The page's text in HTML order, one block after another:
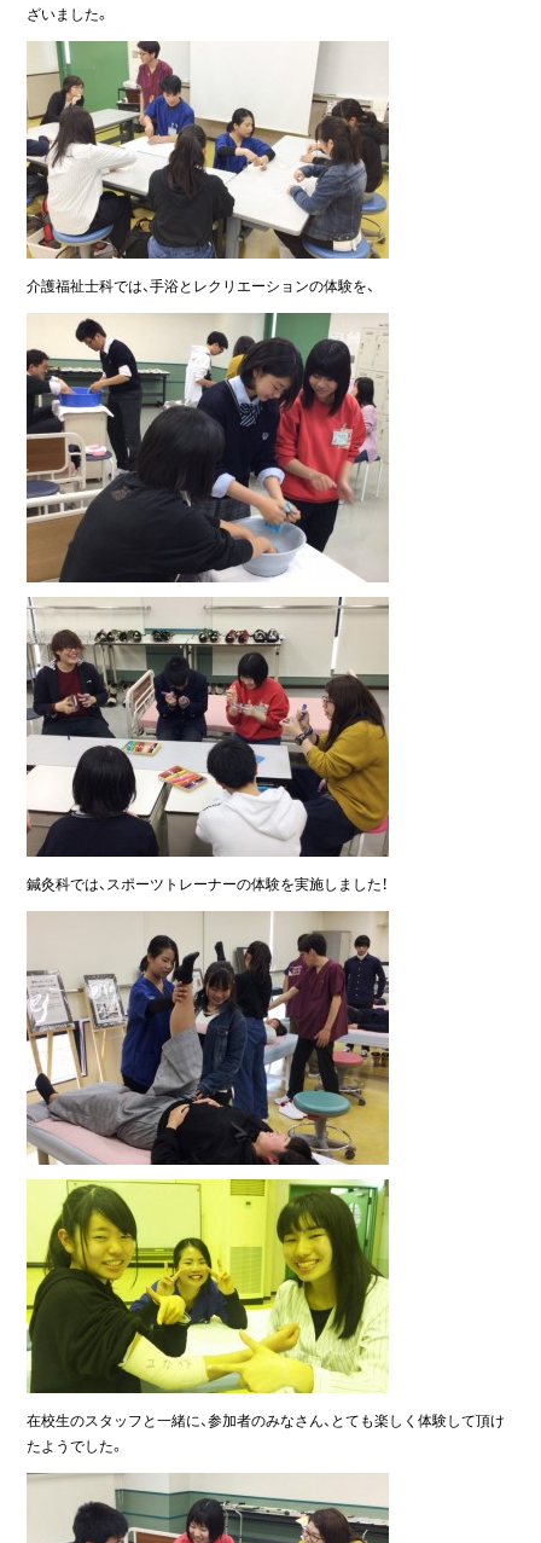
ざいました。
介護福祉士科では、手浴とレクリエーションの体験を、
鍼灸科では、スポーツトレーナーの体験を実施しました！
在校生のスタッフと一緒に、参加者のみなさん、とても楽しく体験して頂け
たようでした。